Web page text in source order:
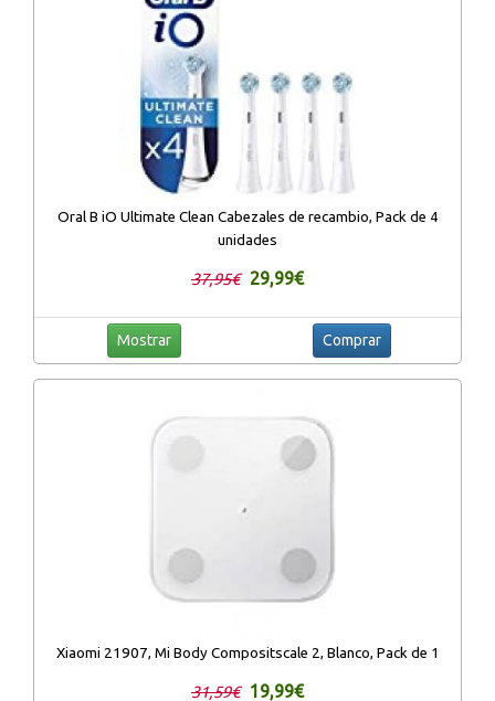
Oral B iO Ultimate Clean Cabezales de recambio, Pack de 4
unidades
37,95€ 29,99€
Mostrar Comprar
Xiaomi 21907, Mi Body Compositscale 2, Blanco, Pack de 1
31,59€ 19,99€